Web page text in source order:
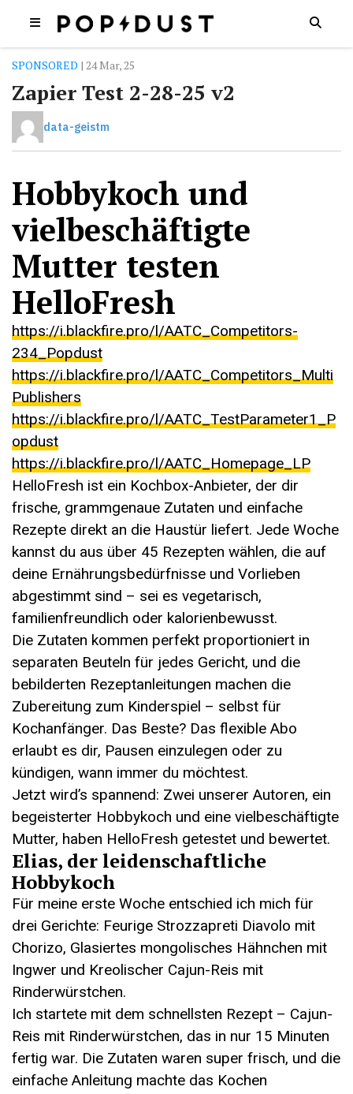
SPONSORED | 24 Mar, 25
Zapier Test 2-28-25 v2
data-geistm
Hobbykoch und
vielbeschäftigte
Mutter testen
HelloFresh
https://i.blackfire.pro/l/AATC_Competitors-
234_Popdust
https://i.blackfire.pro/l/AATC_Competitors_Multi
Publishers
https://i.blackfire.pro/l/AATC_TestParameter1_P
opdust
https://i.blackfire.pro/l/AATC_Homepage_LP
HelloFresh ist ein Kochbox-Anbieter, der dir
frische, grammgenaue Zutaten und einfache
Rezepte direkt an die Haustür liefert. Jede Woche
kannst du aus über 45 Rezepten wählen, die auf
deine Ernährungsbedürfnisse und Vorlieben
abgestimmt sind – sei es vegetarisch,
familienfreundlich oder kalorienbewusst.
Die Zutaten kommen perfekt proportioniert in
separaten Beuteln für jedes Gericht, und die
bebilderten Rezeptanleitungen machen die
Zubereitung zum Kinderspiel – selbst für
Kochanfänger. Das Beste? Das flexible Abo
erlaubt es dir, Pausen einzulegen oder zu
kündigen, wann immer du möchtest.
Jetzt wird’s spannend: Zwei unserer Autoren, ein
begeisterter Hobbykoch und eine vielbeschäftigte
Mutter, haben HelloFresh getestet und bewertet.
Elias, der leidenschaftliche
Hobbykoch
Für meine erste Woche entschied ich mich für
drei Gerichte: Feurige Strozzapreti Diavolo mit
Chorizo, Glasiertes mongolisches Hähnchen mit
Ingwer und Kreolischer Cajun-Reis mit
Rinderwürstchen.
Ich startete mit dem schnellsten Rezept – Cajun-
Reis mit Rinderwürstchen, das in nur 15 Minuten
fertig war. Die Zutaten waren super frisch, und die
einfache Anleitung machte das Kochen